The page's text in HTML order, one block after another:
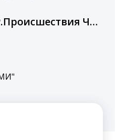
СПБ. ПИТЕР.Происшествия ЧП. ДТП. Пропал человек